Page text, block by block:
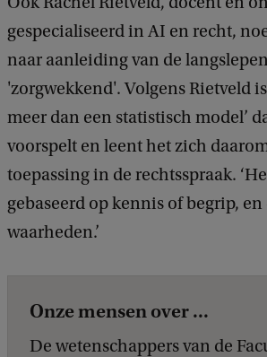
gespecialiseerd in AI en recht,
naar aanleiding van de
'zorgwekkend'. Volgens Rietveld
meer dan een statistisch model’
voorspelt en leent het zich
toepassing in de rechtsspraak.
gebaseerd op kennis of begrip,
waarheden.’
Onze mensen over ...
De wetenschappers van de